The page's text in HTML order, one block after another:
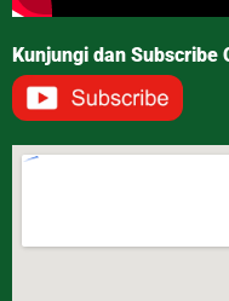
Kunjungi dan Subscribe